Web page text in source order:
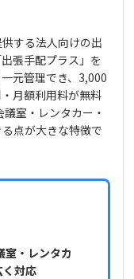
する法人向けの出
張手配プラス」を
元管理でき、3,000
月額利用料が無料
室・レンタカー・
点が大きな特徴で
室・レンタカ
く対応